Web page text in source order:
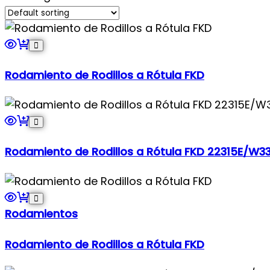
Rodamiento de Rodillos a Rótula FKD
Rodamiento de Rodillos a Rótula FKD 22315E/
Rodamientos
Rodamiento de Rodillos a Rótula FKD